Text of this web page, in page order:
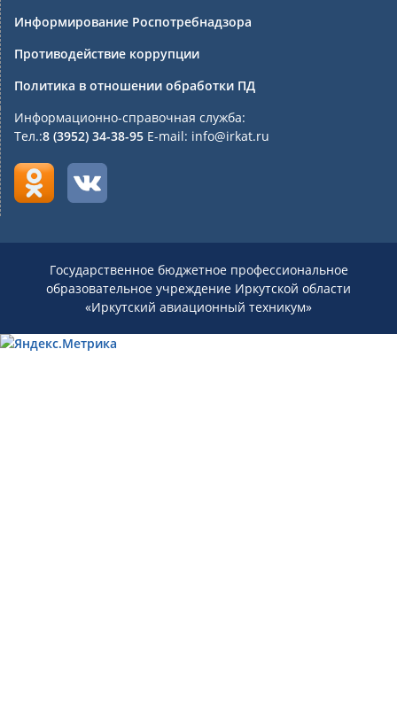
Информирование Роспотребнадзора
Противодействие коррупции
Политика в отношении обработки ПД
Информационно-справочная служба:
Тел.:8 (3952) 34-38-95 E-mail: info@irkat.ru
Государственное бюджетное профессиональное
образовательное учреждение Иркутской области
«Иркутский авиационный техникум»